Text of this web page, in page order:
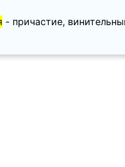
- причастие,